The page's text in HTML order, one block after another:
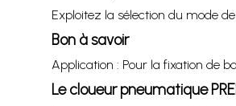
Exploitez la sélection du mode
Bon à savoir
Application : Pour la fixation de
Le cloueur pneumatique